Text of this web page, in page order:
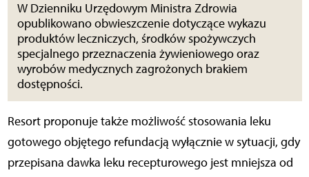
W Dzienniku Urzędowym Ministra Zdrowia
opublikowano obwieszczenie dotyczące wykazu
produktów leczniczych, środków spożywczych
specjalnego przeznaczenia żywieniowego oraz
wyrobów medycznych zagrożonych brakiem
dostępności.
Resort proponuje także możliwość stosowania leku
gotowego objętego refundacją wyłącznie w sytuacji, gdy
przepisana dawka leku recepturowego jest mniejsza od